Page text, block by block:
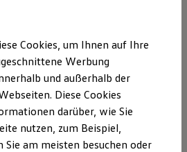
& Apps
App
für Ihren ID. Buzz
für Ihren Transporter/Caravelle
für Ihren Amarok
für andere Modelle
Data
Pathfinder
Software Updates
in einzelnen Details vom aktuellen
der Fahrzeuge gegen
unseren Konfigurator für eine
verfügbaren Modelle und Ausstattungen.
und Emissionswerte beziehen
Fahrzeug und sind nicht Bestandteil
Cookies, um Ihnen auf Ihre
Werbung
und außerhalb der
Diese Cookies
darüber, wie Sie
nutzen, zum Beispiel,
Sie am meisten besuchen oder